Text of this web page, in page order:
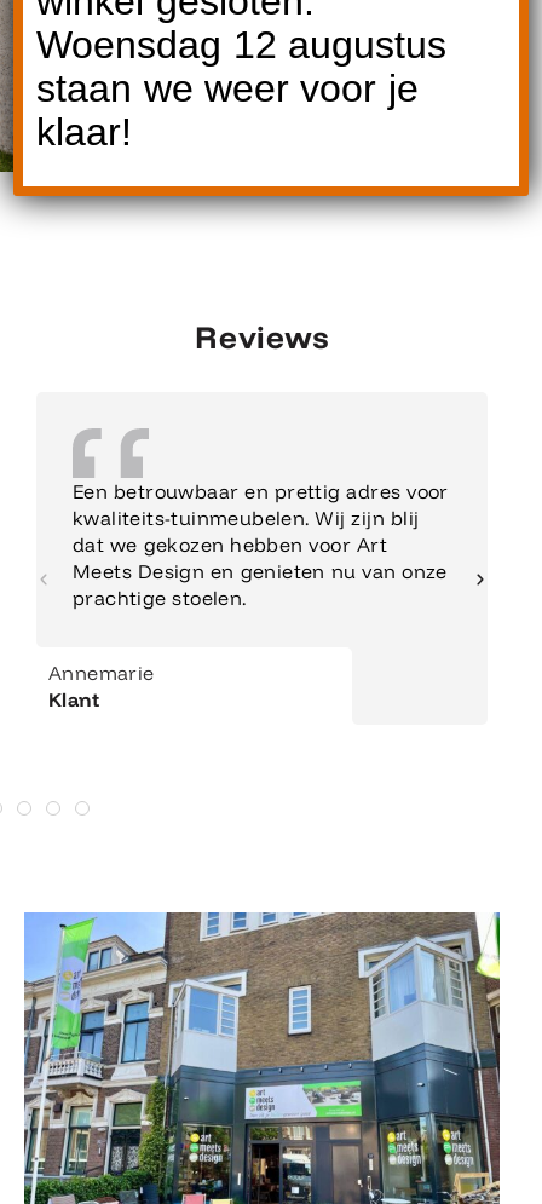
Reviews
Een betrouwbaar en prettig adres voor
kwaliteits-tuinmeubelen. Wij zijn blij
dat we gekozen hebben voor Art
Meets Design en genieten nu van onze
prachtige stoelen.
Annemarie
Klant
Woensdag 12 augustus
staan we weer voor je
klaar!